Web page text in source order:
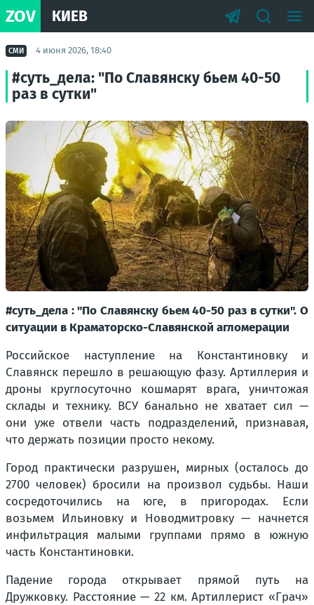
ZOV КИЕВ
СМИ 4 июня 2026, 18:40
#суть_дела: "По Славянску бьем 40-50
раз в сутки"
#суть_дела : "По Славянску бьем 40-50 раз в сутки". О
ситуации в Краматорско-Славянской агломерации
Российское наступление на Константиновку и
Славянск перешло в решающую фазу. Артиллерия и
дроны круглосуточно кошмарят врага, уничтожая
склады и технику. ВСУ банально не хватает сил —
они уже отвели часть подразделений, признавая,
что держать позиции просто некому.
Город практически разрушен, мирных (осталось до
2700 человек) бросили на произвол судьбы. Наши
сосредоточились на юге, в пригородах. Если
возьмем Ильиновку и Новодмитровку — начнется
инфильтрация малыми группами прямо в южную
часть Константиновки.
Падение города открывает прямой путь на
Дружковку. Расстояние — 22 км. Артиллерист «Грач»